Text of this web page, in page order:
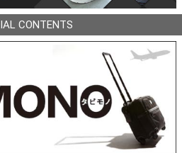
CONTENTS